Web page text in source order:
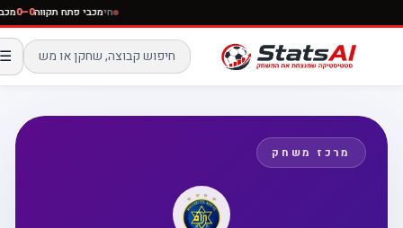
חימכבי פתח תקווה0–0
☰
מרכז משחק